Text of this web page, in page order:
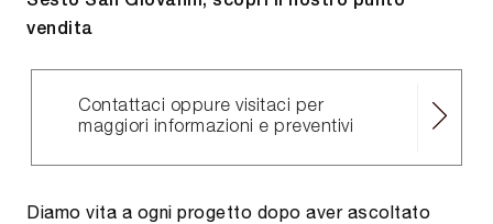
vendita
Contattaci oppure visitaci per
maggiori informazioni e preventivi
Diamo vita a ogni progetto dopo aver ascoltato